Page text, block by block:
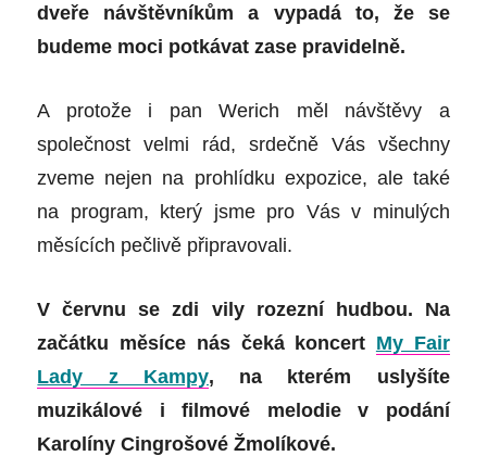
dveře návštěvníkům a vypadá to, že se
budeme moci potkávat zase pravidelně.
A protože i pan Werich měl návštěvy a
společnost velmi rád, srdečně Vás všechny
zveme nejen na prohlídku expozice, ale také
na program, který jsme pro Vás v minulých
měsících pečlivě připravovali.
V červnu se zdi vily rozezní hudbou. Na
začátku měsíce nás čeká koncert My Fair
Lady z Kampy, na kterém uslyšíte
muzikálové i filmové melodie v podání
Karolíny Cingrošové Žmolíkové.